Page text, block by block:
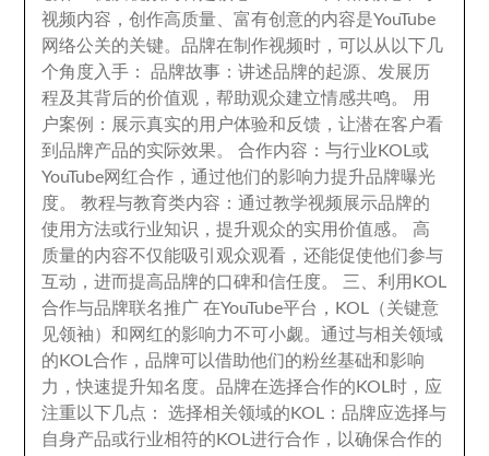
视频内容 ，创作高质量 、富有创意的内容是YouTube
网络公关的关键。品牌在制作视频时 ， 可以从以下几
个角度入手 ：品牌故事 ：讲述品牌的起源
发展历
程及其背后的价值观 ，帮助观众建立情感共鸣。 用
户案例
： 展示真实的用户体验和反馈 ，让潜在客户看
到品牌产品的实际效果。合作内容 ：与行业KOL或
YouTube网红合作 ，通过他们的影响力提升品牌曝光
度。教程与教育类内容 ：通过教学视频展示品牌的
使用方法或行业知识 ，提升观众的实用价值感。 高
质量的内容不仅能吸引观众观看 ，还能促使他们参与
互动 ，进而提高品牌的口碑和信任度。 三 、利用KOL
合作与品牌联名推广 在YouTube平台 ，
KOL（关键意
见领袖）和网红的影响力不可小觑。通过与相关领域
的KOL合作 ，品牌可以借助他们的粉丝基础和影响
力 ，快速提升知名度。品牌在选择合作的KOL时 ， 应
注重以下几点 ：选择相关领域的KOL ：品牌应选择与
自身产品或行业相符的KOL进行合作 ，
以确保合作的